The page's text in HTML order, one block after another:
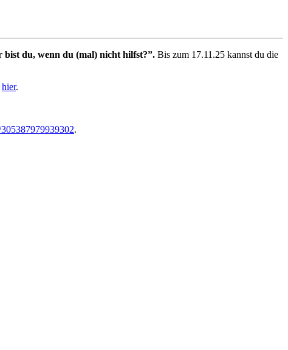
bist du, wenn du (mal) nicht hilfst?”. Bis zum 17.11.25 kannst du die
hier.
.